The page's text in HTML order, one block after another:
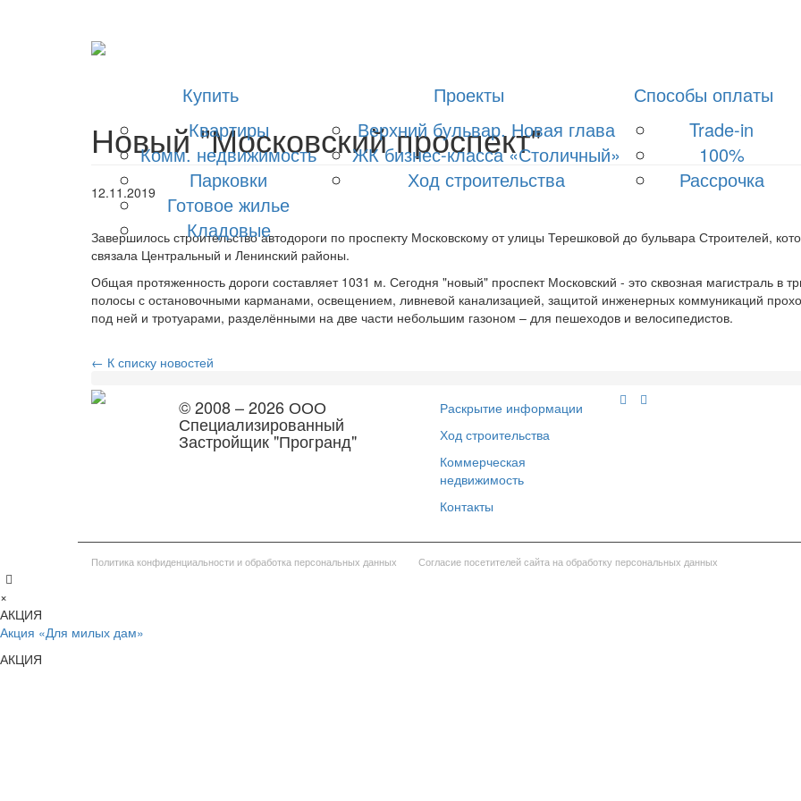
Купить
Квартиры
Комм. недвижимость
Парковки
Готовое жилье
Кладовые
Проекты
Верхний бульвар. Новая глава
ЖК бизнес-класса «Столичный»
Ход строительства
Способы оплаты
Trade-in
100%
Рассрочка
Новый "Московский проспект"
12.11.2019
Завершилось строительство автодороги по проспекту Московскому от улицы Терешковой до бульвара Строителей,
связала Центральный и Ленинский районы.
Общая протяженность дороги составляет 1031 м. Сегодня "новый" проспект Московский - это сквозная магистраль в
полосы с остановочными карманами, освещением, ливневой канализацией, защитой инженерных коммуникаций
под ней и тротуарами, разделёнными на две части небольшим газоном – для пешеходов и велосипедистов.
← К списку новостей
© 2008 – 2026 ООО
Специализированный
Застройщик "Програнд"
Раскрытие информации
Ход строительства
Коммерческая
недвижимость
Контакты
Политика конфиденциальности и обработка персональных данных Согласие посетителей сайта на обработку персональных данных
×
АКЦИЯ
Акция «Для милых дам»
АКЦИЯ